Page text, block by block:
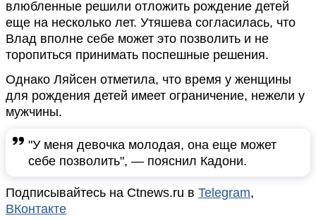
влюбленные решили отложить рождение детей
еще на несколько лет. Утяшева согласилась, что
Влад вполне себе может это позволить и не
торопиться принимать поспешные решения.
Однако Ляйсен отметила, что время у женщины
для рождения детей имеет ограничение, нежели у
мужчины.
"У меня девочка молодая, она еще может
себе позволить", — пояснил Кадони.
Подписывайтесь на Ctnews.ru в Telegram,
ВКонтакте